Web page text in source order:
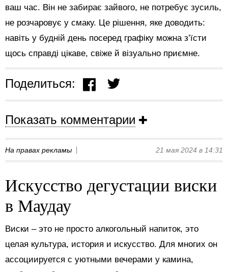
ваш час. Він не забирає зайвого, не потребує зусиль,
не розчаровує у смаку. Це рішення, яке доводить:
навіть у будній день посеред графіку можна з’їсти
щось справді цікаве, свіже й візуально приємне.
Поделиться:
Показать комментарии
На правах рекламы 21 мая 2024 в 14:31
Искусство дегустации виски
в Маудау
Виски – это не просто алкогольный напиток, это
целая культура, история и искусство. Для многих он
ассоциируется с уютными вечерами у камина,